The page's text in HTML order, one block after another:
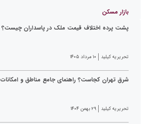
بازار مسکن
پشت پرده اختلاف قیمت ملک در پاسداران چیست؟
تحریریه کیلید ۱۰ مرداد ۱۴۰۵
شرق تهران کجاست؟ راهنمای جامع مناطق و امکانات
تحریریه کیلید ۲۹ بهمن ۱۴۰۴